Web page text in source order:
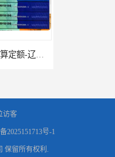
访客
2025151713号-1
保留所有权利.